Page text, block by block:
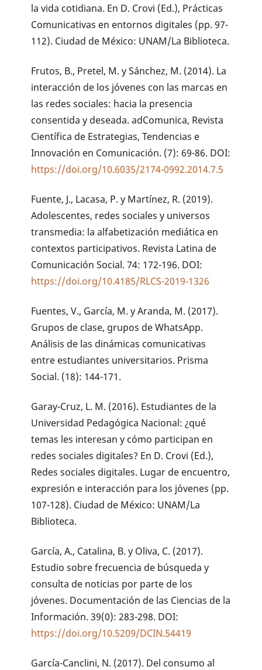
la vida cotidiana. En D. Crovi (Ed.), Prácticas
Comunicativas en entornos digitales (pp. 97-
112). Ciudad de México: UNAM/La Biblioteca.
Frutos, B., Pretel, M. y Sánchez, M. (2014). La
interacción de los jóvenes con las marcas en
las redes sociales: hacia la presencia
consentida y deseada. adComunica, Revista
Científica de Estrategias, Tendencias e
Innovación en Comunicación. (7): 69-86. DOI:
https://doi.org/10.6035/2174-0992.2014.7.5
Fuente, J., Lacasa, P. y Martínez, R. (2019).
Adolescentes, redes sociales y universos
transmedia: la alfabetización mediática en
contextos participativos. Revista Latina de
Comunicación Social. 74: 172-196. DOI:
https://doi.org/10.4185/RLCS-2019-1326
Fuentes, V., García, M. y Aranda, M. (2017).
Grupos de clase, grupos de WhatsApp.
Análisis de las dinámicas comunicativas
entre estudiantes universitarios. Prisma
Social. (18): 144-171.
Garay-Cruz, L. M. (2016). Estudiantes de la
Universidad Pedagógica Nacional: ¿qué
temas les interesan y cómo participan en
redes sociales digitales? En D. Crovi (Ed.),
Redes sociales digitales. Lugar de encuentro,
expresión e interacción para los jóvenes (pp.
107-128). Ciudad de México: UNAM/La
Biblioteca.
García, A., Catalina, B. y Oliva, C. (2017).
Estudio sobre frecuencia de búsqueda y
consulta de noticias por parte de los
jóvenes. Documentación de las Ciencias de la
Información. 39(0): 283-298. DOI:
https://doi.org/10.5209/DCIN.54419
García-Canclini, N. (2017). Del consumo al